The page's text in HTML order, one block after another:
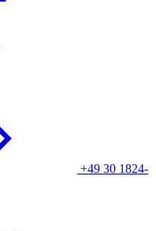
+49 30 1824-